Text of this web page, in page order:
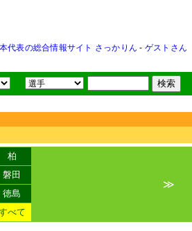
代表の総合情報サイト さっかりん - ゲストさん
柏
磐田
徳島
べて
≫